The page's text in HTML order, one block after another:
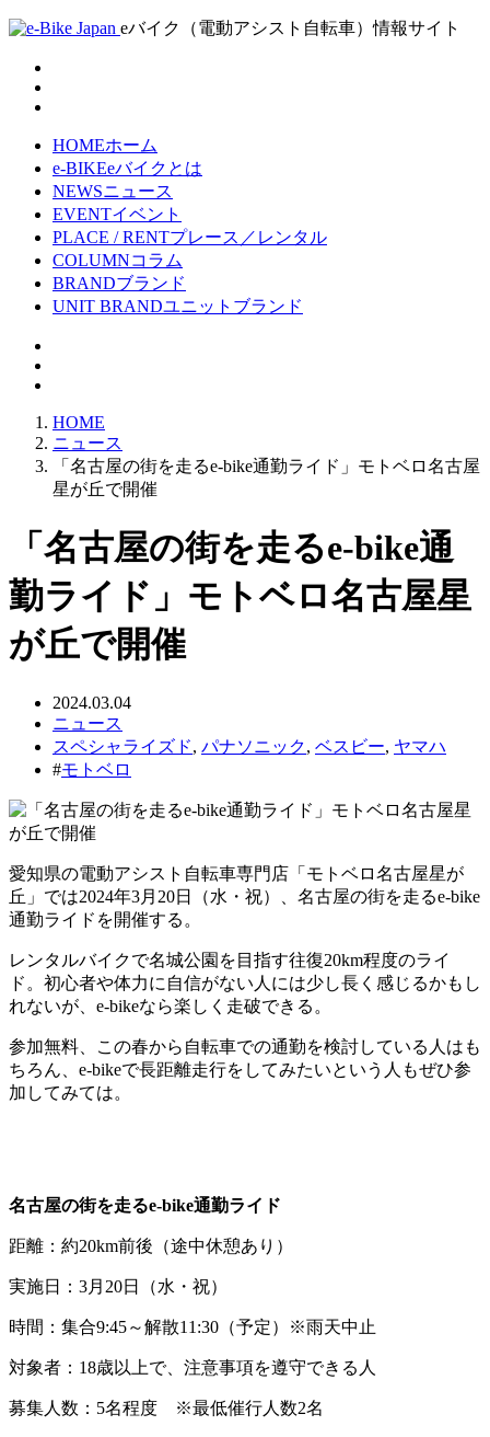
eバイク（電動アシスト自転車）情報サイト
HOMEホーム
e-BIKEeバイクとは
NEWSニュース
EVENTイベント
PLACE / RENTプレース／レンタル
COLUMNコラム
BRANDブランド
UNIT BRANDユニットブランド
HOME
ニュース
「名古屋の街を走るe-bike通勤ライド」モトベロ名古屋
星が丘で開催
「名古屋の街を走るe-bike通
勤ライド」モトベロ名古屋星
が丘で開催
2024.03.04
ニュース
スペシャライズド, パナソニック, ベスビー, ヤマハ
#モトベロ
愛知県の電動アシスト自転車専門店「モトベロ名古屋星が
丘」では2024年3月20日（水・祝）、名古屋の街を走るe-bike
通勤ライドを開催する。
レンタルバイクで名城公園を目指す往復20km程度のライ
ド。初心者や体力に自信がない人には少し長く感じるかもし
れないが、e-bikeなら楽しく走破できる。
参加無料、この春から自転車での通勤を検討している人はも
ちろん、e-bikeで長距離走行をしてみたいという人もぜひ参
加してみては。
名古屋の街を走るe-bike通勤ライド
距離：約20km前後（途中休憩あり）
実施日：3月20日（水・祝）
時間：集合9:45～解散11:30（予定）※雨天中止
対象者：18歳以上で、注意事項を遵守できる人
募集人数：5名程度 ※最低催行人数2名